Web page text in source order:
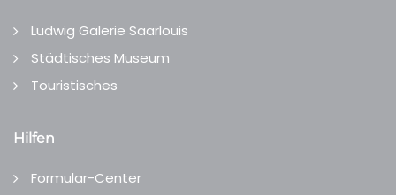
Ludwig Galerie Saarlouis
Städtisches Museum
Touristisches
Hilfen
Formular-Center